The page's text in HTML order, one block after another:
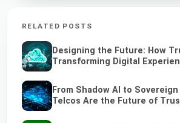
RELATED POSTS
Designing the Future: How
Transforming Digital
From Shadow AI to
Telcos Are the Future of